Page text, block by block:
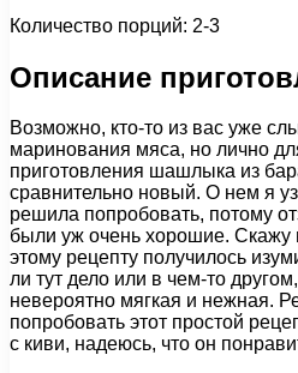
Количество порций: 2-3
Описание
Возможно, кто-то из вас уже
маринования мяса, но лично
приготовления шашлыка из
сравнительно новый. О нем я
решила попробовать, потому
были уж очень хорошие. Скажу
этому рецепту получилось
ли тут дело или в чем-то
невероятно мягкая и нежная.
попробовать этот простой
с киви, надеюсь, что он